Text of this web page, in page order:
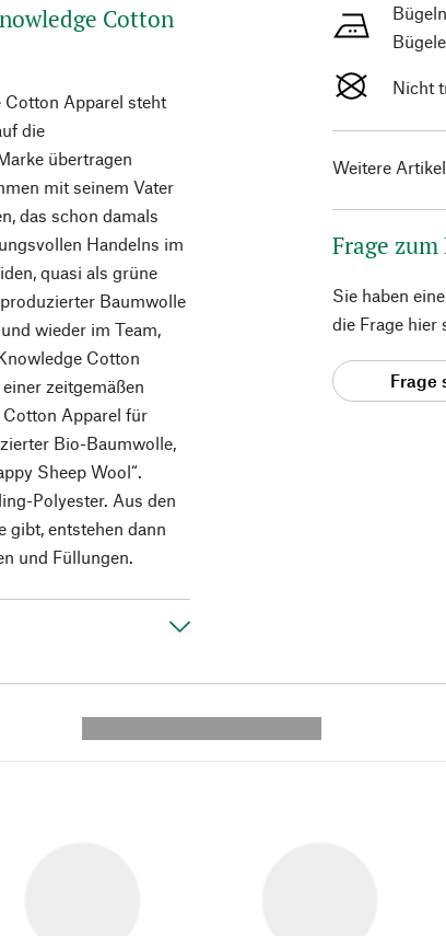
Cotton
Cotton Apparel steht
die
übertragen
mit seinem Vater
das schon damals
Handelns im
quasi als grüne
Baumwolle
wieder im Team,
Cotton
zeitgemäßen
Apparel für
Bio-Baumwolle,
Sheep Wool“.
Polyester. Aus den
gibt, entstehen dann
und Füllungen.
Nicht
Weitere
Frage
Sie haben
die Frage hier
Frage